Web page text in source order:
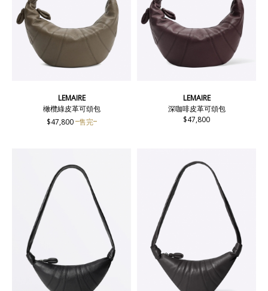
LEMAIRE
橄欖綠皮革可頌包
$47,800 售完
LEMAIRE
深咖啡皮革可頌包
$47,800